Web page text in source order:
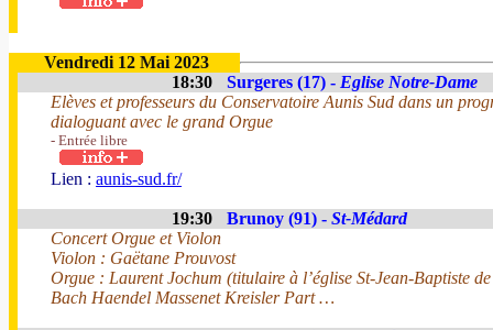
Vendredi 12 Mai 2023
18:30
Surgeres (17) - Eglise Notre-Dame
Elèves et professeurs du Conservatoire Aunis Sud dans un
dialoguant avec le grand Orgue
- Entrée libre
Lien : aunis-sud.fr/
19:30 Brunoy (91) - St-Médard
Concert Orgue et Violon
Violon : Gaëtane Prouvost
Orgue : Laurent Jochum (titulaire à l’église St-Jean-Baptiste
Bach Haendel Massenet Kreisler Part …